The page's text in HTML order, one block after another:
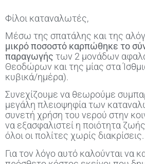
Φίλοι καταναλωτές,
Μέσω της σπατάλης και της
μικρό ποσοστό καρπώθηκε το
παραγωγής των 2 μονάδων
Θεοδώρων και της μίας στα
κυβικά/ημέρα).
Συνεχίζουμε να θεωρούμε
μεγάλη πλειοψηφία των
συνετή χρήση του νερού στην
να εξασφαλιστεί η ποιότητα
όλοι οι πολίτες χωρίς διακρίσεις.
Για τον λόγο αυτό καλούνται να